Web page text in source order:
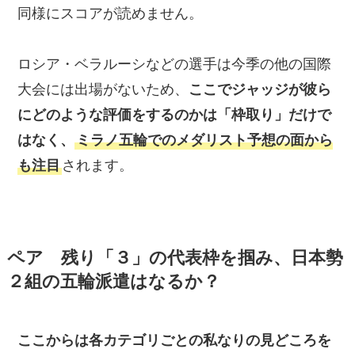
同様にスコアが読めません。
ロシア・ベラルーシなどの選手は今季の他の国際
大会には出場がないため、 ここでジャッジが彼ら
にどのような評価をするのかは「枠取り」だけで
はなく、ミラノ五輪でのメダリスト予想の面から
も注目されます。
ペア 残り「３」の代表枠を掴み、日本勢
２組の五輪派遣はなるか？
ここからは各カテゴリごとの私なりの見どころを